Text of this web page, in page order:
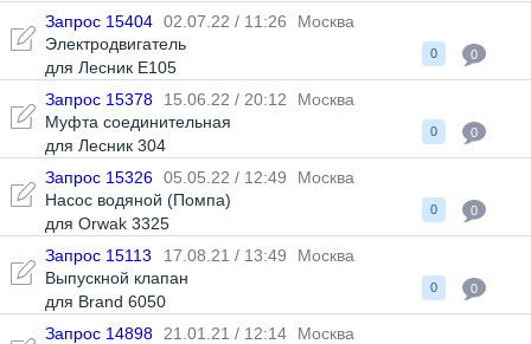
Запрос 15404 02.07.22 / 11:26
Москва
Электродвигатель
для Лесник Е105
0 0
Запрос 15378 15.06.22 / 20:12
Москва
Муфта соединительная
для Лесник 304
0 0
Запрос 15326 05.05.22 / 12:49
Москва
Насос водяной (Помпа)
для Orwak 3325
0 0
Запрос 15113 17.08.21 / 13:49
Москва
Выпускной клапан
для Brand 6050
0 0
Запрос 14898 21.01.21 / 12:14
Москва